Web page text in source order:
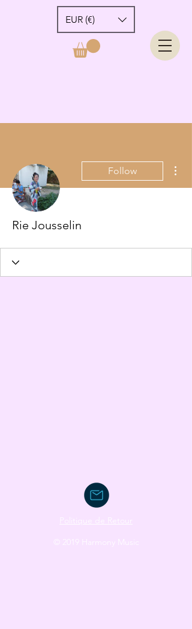
EUR (€)
Follow
Rie Jousselin
Politique de Retour
© 2019 Harmony Music